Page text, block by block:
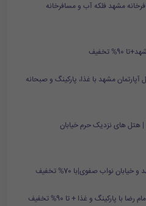
مشهد فلکه آب و مسافرخانه
تخفیف
مشهد با غذا، پارکینگ و صبحانه
هتل های نزدیک حرم خیابان
نواب صفوی|با 70% تخفیف
پارکینگ و غذا + تا 90% تخفیف